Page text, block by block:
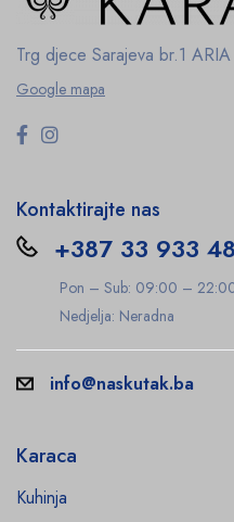
Trg djece Sarajeva br.1
Google mapa
Kontaktirajte nas
+387 33 933
Pon – Sub: 09:00 –
Nedjelja: Neradna
info@naskutak.ba
Karaca
Kuhinja